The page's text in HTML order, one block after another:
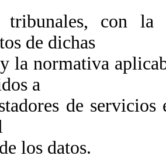
tribunales, con
de dichas
la normativa
a
de
los datos.